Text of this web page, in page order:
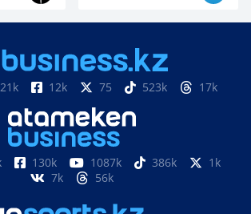
21k 12k 75 523k 17k
130k 1087k 386k
1k
7k
56k